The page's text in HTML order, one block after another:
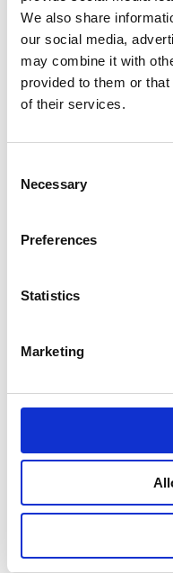
We also share
our social media,
may combine it with
provided to them or
of their services.
Selection
Necessary
Preferences
Statistics
Marketing
Mitarbeiter
Mitglieder
Funktionen
Impressum
Digitaler Arbeitsplatz
Interne
Event Management